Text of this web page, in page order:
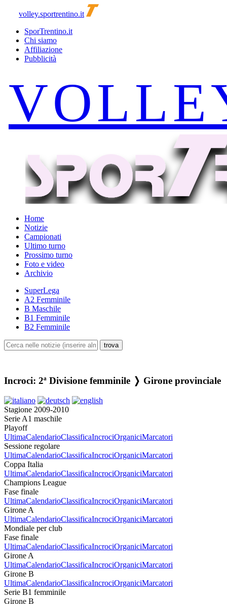
volley.sportrentino.it
SporTrentino.it
Chi siamo
Affiliazione
Pubblicità
Home
Notizie
Campionati
Ultimo turno
Prossimo turno
Foto e video
Archivio
SuperLega
A2 Femminile
B Maschile
B1 Femminile
B2 Femminile
Incroci: 2ª Divisione femminile ❭ Girone provinciale
Stagione 2009-2010
Serie A1 maschile
Playoff
UltimaCalendarioClassificaIncrociOrganiciMarcatori
Sessione regolare
UltimaCalendarioClassificaIncrociOrganiciMarcatori
Coppa Italia
UltimaCalendarioClassificaIncrociOrganiciMarcatori
Champions League
Fase finale
UltimaCalendarioClassificaIncrociOrganiciMarcatori
Girone A
UltimaCalendarioClassificaIncrociOrganiciMarcatori
Mondiale per club
Fase finale
UltimaCalendarioClassificaIncrociOrganiciMarcatori
Girone A
UltimaCalendarioClassificaIncrociOrganiciMarcatori
Girone B
UltimaCalendarioClassificaIncrociOrganiciMarcatori
Serie B1 femminile
Girone B